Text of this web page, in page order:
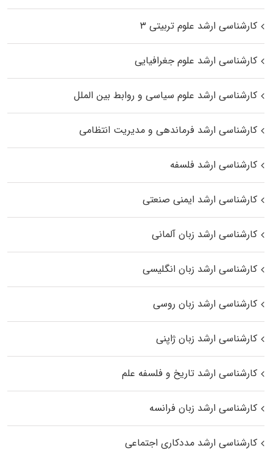
کارشناسی ارشد علوم تربیتی ۳
کارشناسی ارشد علوم جغرافیایی
کارشناسی ارشد علوم سیاسی و روابط بین الملل
کارشناسی ارشد فرماندهی و مدیریت انتظامی
کارشناسی ارشد فلسفه
کارشناسی ارشد ایمنی صنعتی
کارشناسی ارشد زبان آلمانی
کارشناسی ارشد زبان انگلیسی
کارشناسی ارشد زبان روسی
کارشناسی ارشد زبان ژاپنی
کارشناسی ارشد تاریخ و فلسفه علم
کارشناسی ارشد زبان فرانسه
کارشناسی ارشد مددکاری اجتماعی